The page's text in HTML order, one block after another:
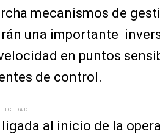
mecanismos de
una importante
en puntos
de control.
al inicio de la